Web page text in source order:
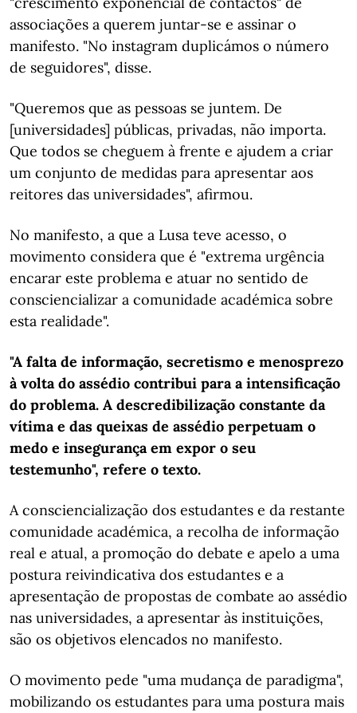
associações a querem juntar-se e assinar o
manifesto. "No instagram duplicámos o número
de seguidores", disse.
"Queremos que as pessoas se juntem. De
[universidades] públicas, privadas, não importa.
Que todos se cheguem à frente e ajudem a criar
um conjunto de medidas para apresentar aos
reitores das universidades", afirmou.
No manifesto, a que a Lusa teve acesso, o
movimento considera que é "extrema urgência
encarar este problema e atuar no sentido de
consciencializar a comunidade académica sobre
esta realidade".
"A falta de informação, secretismo e menosprezo
à volta do assédio contribui para a intensificação
do problema. A descredibilização constante da
vítima e das queixas de assédio perpetuam o
medo e insegurança em expor o seu
testemunho", refere o texto.
A consciencialização dos estudantes e da restante
comunidade académica, a recolha de informação
real e atual, a promoção do debate e apelo a uma
postura reivindicativa dos estudantes e a
apresentação de propostas de combate ao assédio
nas universidades, a apresentar às instituições,
são os objetivos elencados no manifesto.
O movimento pede "uma mudança de paradigma",
mobilizando os estudantes para uma postura mais